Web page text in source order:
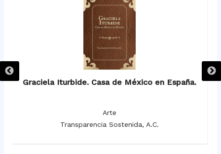
Graciela Iturbide. Casa de México en España.
Arte
Transparencia Sostenida, A.C.